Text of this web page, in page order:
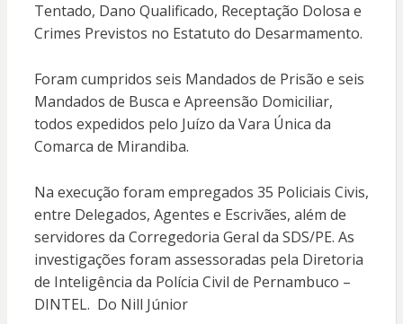
Tentado, Dano Qualificado, Receptação Dolosa e
Crimes Previstos no Estatuto do Desarmamento.
Foram cumpridos seis Mandados de Prisão e seis
Mandados de Busca e Apreensão Domiciliar,
todos expedidos pelo Juízo da Vara Única da
Comarca de Mirandiba.
Na execução foram empregados 35 Policiais Civis,
entre Delegados, Agentes e Escrivães, além de
servidores da Corregedoria Geral da SDS/PE. As
investigações foram assessoradas pela Diretoria
de Inteligência da Polícia Civil de Pernambuco –
DINTEL. Do Nill Júnior